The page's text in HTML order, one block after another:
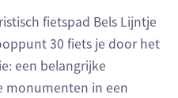
fietspad Bels Lijntje
30 fiets je door het
een belangrijke
monumenten in een